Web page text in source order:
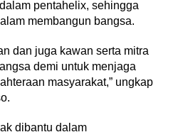
pentahelix, sehingga
membangun bangsa.
dan juga kawan serta mitra
demi untuk menjaga
masyarakat,” ungkap
dibantu dalam